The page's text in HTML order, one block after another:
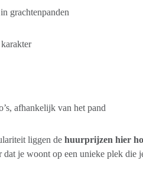
grachtenpanden
afhankelijk van het pand
liggen de huurprijzen hier
dat je woont op een unieke plek die